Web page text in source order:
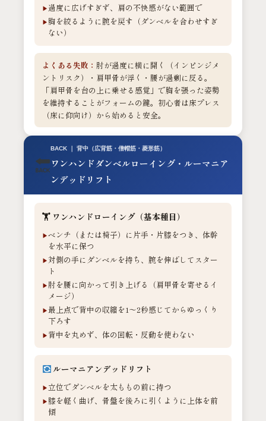
過度に広げすぎず、肩の不快感がない範囲で
胸を絞るように腕を戻す（ダンベルを合わせすぎ
ない）
よくある失敗： 肘が過度に横に開く（インピンジメ
ントリスク）・肩甲骨が浮く・腰が過剰に反る。
「肩甲骨を台の上に乗せる感覚」で胸を張った姿勢
を維持することがフォームの鍵。初心者は床プレス
（床に仰向け）から始めると安全。
BACK ｜ 背中（広背筋・僧帽筋・菱形筋）
ワンハンドダンベルローイング・ルーマニア
ンデッドリフト
🏋️ ワンハンドローイング（基本種目）
ベンチ（または椅子）に片手・片膝をつき、体幹
を水平に保つ
対側の手にダンベルを持ち、腕を伸ばしてスター
ト
肘を腰に向かって引き上げる（肩甲骨を寄せるイ
メージ）
最上点で背中の収縮を1〜2秒感じてからゆっくり
下ろす
背中を丸めず、体の回転・反動を使わない
ルーマニアンデッドリフト
立位でダンベルを太ももの前に持つ
膝を軽く曲げ、骨盤を後ろに引くように上体を前
傾